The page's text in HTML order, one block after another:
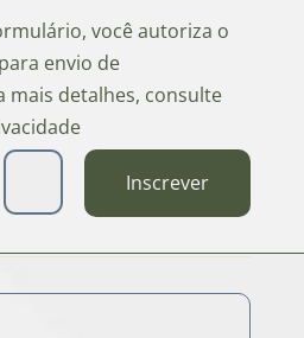
você autoriza o
envio de
mais detalhes, consulte
Inscrever